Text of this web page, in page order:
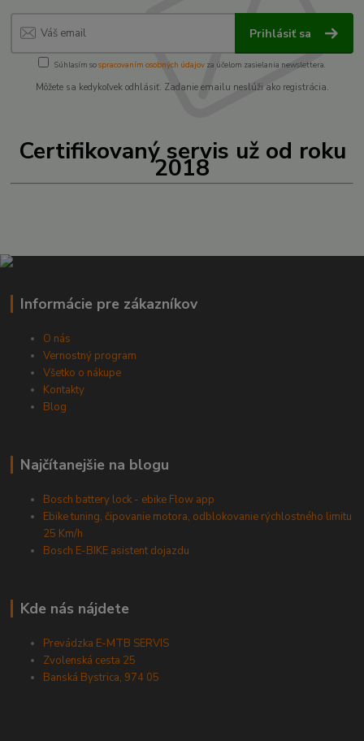
Prihlásiť sa
Súhlasím sospracovaním osobných údajov za účelom zasielania newslettera.
Môžete sa kedykoľvek odhlásiť. Zadanie emailu neslúži ako registrácia.
Certifikovaný servis už od roku
2018
Informácie pre zákazníkov
O nás
Vernostný program
Všetko o nákupe
Kontakty
Blog
Najčítanejšie na blogu
Bosch battery lock - ebike Flow app
Ebike tuning, čipovanie motora, odblokovanie rýchlostného limitu
25 Km/h
Bosch E-BIKE asistent dojazdu
Kde nás nájdete
Prevádzka E-MTB SERVIS
Zvolenská cesta 25
Banská Bystrica, 974 05